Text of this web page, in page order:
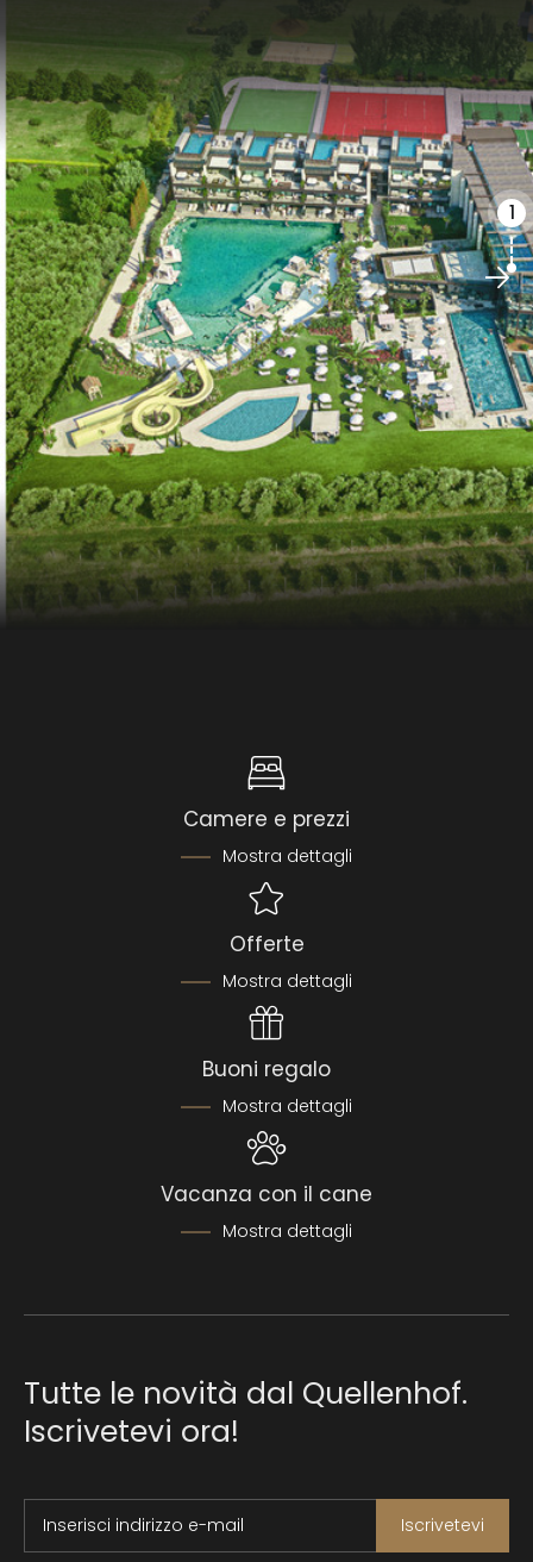
1
Camere e prezzi
Mostra dettagli
Offerte
Mostra dettagli
Buoni regalo
Mostra dettagli
Vacanza con il cane
Mostra dettagli
Tutte le novità dal Quellenhof.
Iscrivetevi ora!
Inserisci indirizzo e-mail Iscrivetevi